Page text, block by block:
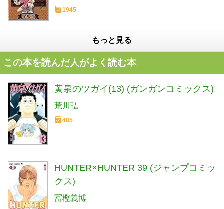
1945
もっと見る
この本を読んだ人がよく読む本
黄泉のツガイ(13) (ガンガンコミックス)
荒川弘
485
HUNTER×HUNTER 39 (ジャンプコミッ
クス)
冨樫義博